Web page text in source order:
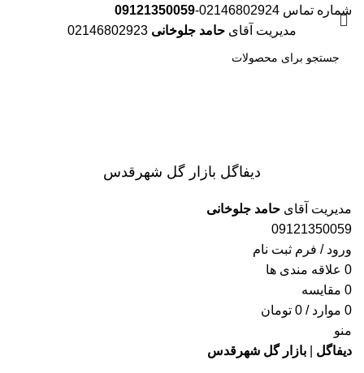
شماره تماس 02146802924-
09121350059
مدیریت آقای حامد جلوخانی
دیفاگل بازار گل شهرقدس
مدیریت آقای حامد جلوخانی
09121350059
ورود / فرم ثبت نام
0 علاقه مندی ها
0 مقایسه
0 موارد /
0 تومان
منو
دیفاگل
بازار گل شهرقدس